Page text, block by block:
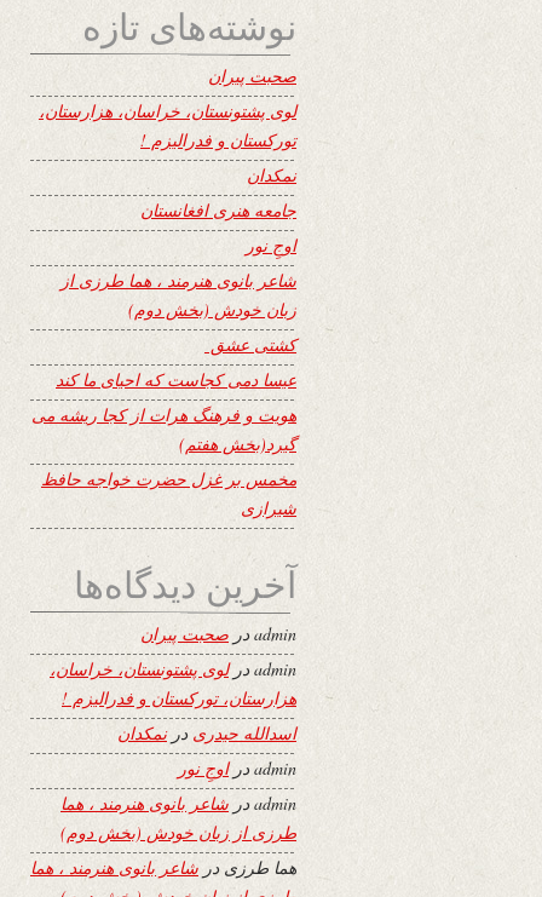
نوشته‌های تازه
صحبت پیران
لوی پشتونستان، خراسان، هزارستان،
تورکستان و فدرالیزم !
نمکدان
جامعه هنری افغانستان
اوجِ نور
شاعر بانوی هنرمند ، هما طرزی از
زبان خودش (بخش دوم)
کشتی عشق
عیسا دمی کجاست که احیای ما کند
هویت و فرهنگ هرات از کجا ریشه می
گیرد(بخش هفتم)
مخمس بر غزل حضرت خواجه حافظ
شیرازی
آخرین دیدگاه‌ها
adminدر صحبت پیران
admin درلوی پشتونستان، خراسان،
هزارستان، تورکستان و فدرالیزم !
اسدالله حیدری درنمکدان
adminدراوجِ نور
adminدر شاعر بانوی هنرمند ، هما
طرزی از زبان خودش (بخش دوم)
هما طرزی در شاعر بانوی هنرمند ، هما